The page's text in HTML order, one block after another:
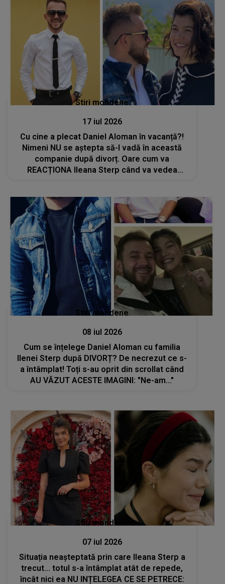
Stiri mondene
17 iul 2026
Cu cine a plecat Daniel Aloman în vacanță?!
Nimeni NU se aștepta să-l vadă în această
companie după divorț. Oare cum va
REACȚIONA Ileana Sterp când va vedea
Stiri mondene
08 iul 2026
Cum se înțelege Daniel Aloman cu familia
Ilenei Sterp după DIVORȚ? De necrezut ce s-
a întâmplat! Toți s-au oprit din scrollat când
AU VĂZUT ACESTE IMAGINI: "Ne-am..."
Stiri mondene
07 iul 2026
Situația neașteptată prin care Ileana Sterp a
trecut... totul s-a întâmplat atât de repede,
încât nici ea NU INȚELEGEA CE SE PETRECE: